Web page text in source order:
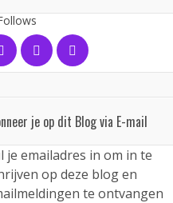
je op dit Blog via E-mail
je emailadres in om in te
op deze blog en
te ontvangen